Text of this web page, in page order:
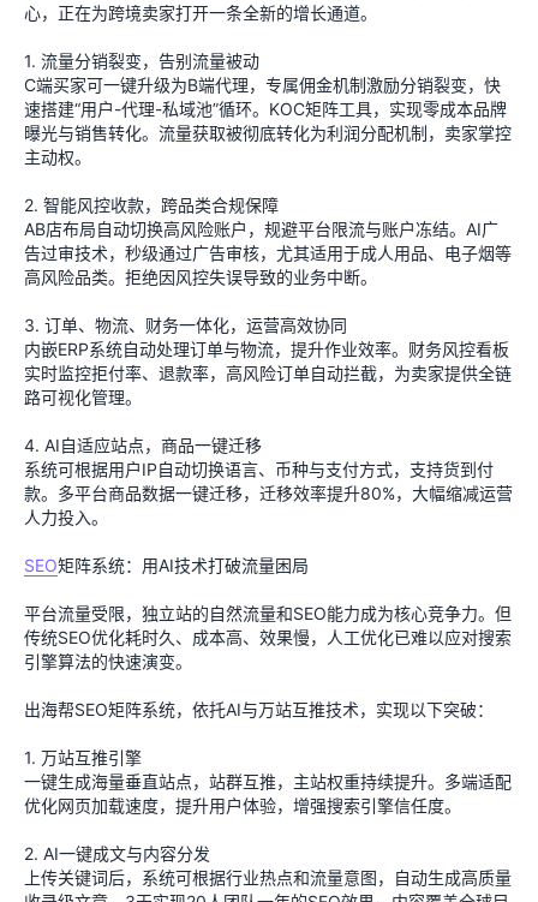
心，正在为跨境卖家打开一条全新的增长通道。
1. 流量分销裂变，告别流量被动
C端买家可一键升级为B端代理，专属佣金机制激励分销裂变，快
速搭建“用户-代理-私域池”循环。KOC矩阵工具，实现零成本品牌
曝光与销售转化。流量获取被彻底转化为利润分配机制，卖家掌控
主动权。
2. 智能风控收款，跨品类合规保障
AB店布局自动切换高风险账户，规避平台限流与账户冻结。AI广
告过审技术，秒级通过广告审核，尤其适用于成人用品、电子烟等
高风险品类。拒绝因风控失误导致的业务中断。
3. 订单、物流、财务一体化，运营高效协同
内嵌ERP系统自动处理订单与物流，提升作业效率。财务风控看板
实时监控拒付率、退款率，高风险订单自动拦截，为卖家提供全链
路可视化管理。
4. AI自适应站点，商品一键迁移
系统可根据用户IP自动切换语言、币种与支付方式，支持货到付
款。多平台商品数据一键迁移，迁移效率提升80%，大幅缩减运营
人力投入。
SEO矩阵系统：用AI技术打破流量困局
平台流量受限，独立站的自然流量和SEO能力成为核心竞争力。但
传统SEO优化耗时久、成本高、效果慢，人工优化已难以应对搜索
引擎算法的快速演变。
出海帮SEO矩阵系统，依托AI与万站互推技术，实现以下突破：
1. 万站互推引擎
一键生成海量垂直站点，站群互推，主站权重持续提升。多端适配
优化网页加载速度，提升用户体验，增强搜索引擎信任度。
2. AI一键成文与内容分发
上传关键词后，系统可根据行业热点和流量意图，自动生成高质量